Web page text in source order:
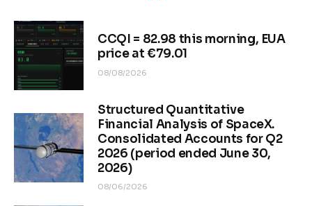
CCQI = 82.98 this morning, EUA
price at €79.01
08/08/2026
Structured Quantitative
Financial Analysis of SpaceX.
Consolidated Accounts for Q2
2026 (period ended June 30,
2026)
08/06/2026